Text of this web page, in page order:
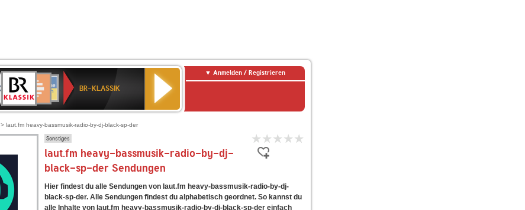
Deutschlandfunk
80er
90er
OLDIE
ANTENNE
BR-
KLASSIK
Deutschlandfunk
Kultur
ANTENNE
BAYERN
SWR
Kultur
NDR
2
BR-KLASSIK
Anmelden / Registrieren
> laut.fm heavy-bassmusik-radio-by-dj-black-sp-der
Sonstiges
laut.fm heavy-bassmusik-radio-by-dj-
black-sp-der Sendungen
Hier findest du alle Sendungen von laut.fm heavy-bassmusik-radio-by-dj-
black-sp-der. Alle Sendungen findest du alphabetisch geordnet. So kannst du
alle Inhalte von laut.fm heavy-bassmusik-radio-by-dj-black-sp-der einfach